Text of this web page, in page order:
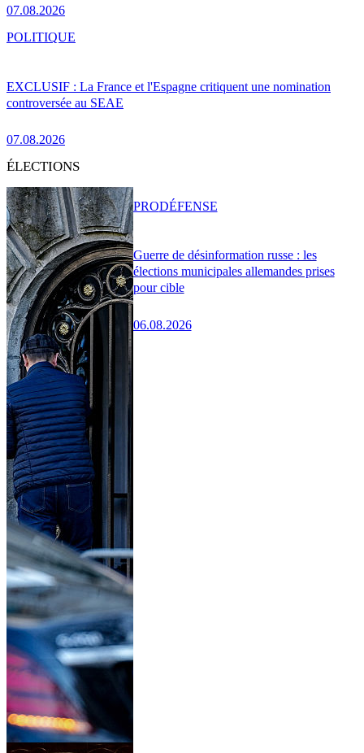
07.08.2026
EXCLUSIF : La France et l'Espagne critiquent une nomination
controversée au SEAE
07.08.2026
POLITIQUE
ÉLECTIONS
Guerre de désinformation russe : les
élections municipales allemandes prises
pour cible
06.08.2026
PRODÉFENSE